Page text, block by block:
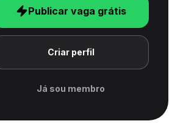
Publicar vaga grátis
Criar perfil
Já sou membro